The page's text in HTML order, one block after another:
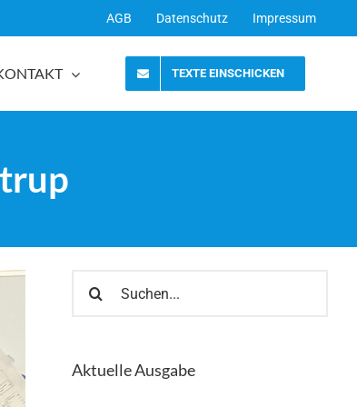
AGB Datenschutz Impressum
TEXTE EINSCHICKEN
nach:
Aktuelle Ausgabe